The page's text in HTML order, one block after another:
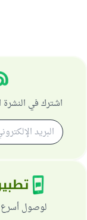
اشترك في
لوصول أسرع